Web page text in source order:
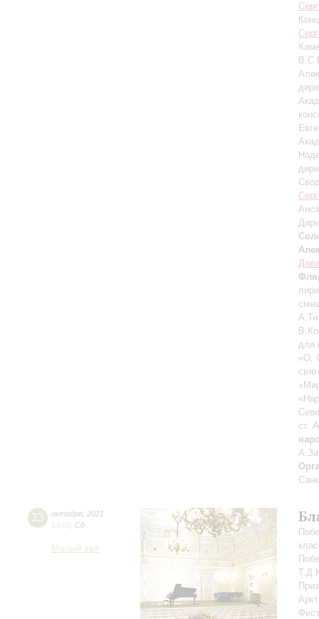
для
«О,
ст.
23 октября 2021
14:00 Сб
Малый зал